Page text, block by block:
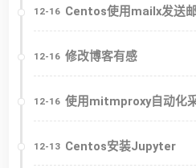
12-16 Centos使用mailx发送
12-16 修改博客有感
12-16 使用mitmproxy自动化
12-13 Centos安装Jupyter